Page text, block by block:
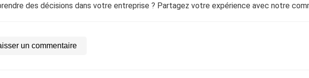
des décisions dans votre entreprise ? Partagez votre expérience avec notre
un commentaire